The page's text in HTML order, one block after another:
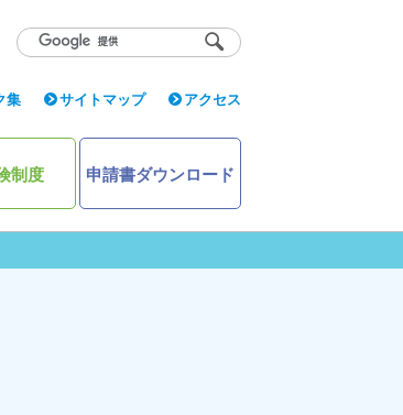
制度 申請書ダウンロード
集 サイトマップ アクセス